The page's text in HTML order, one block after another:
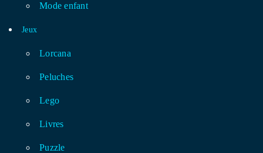
Mode enfant
Jeux
Lorcana
Peluches
Lego
Livres
Puzzle